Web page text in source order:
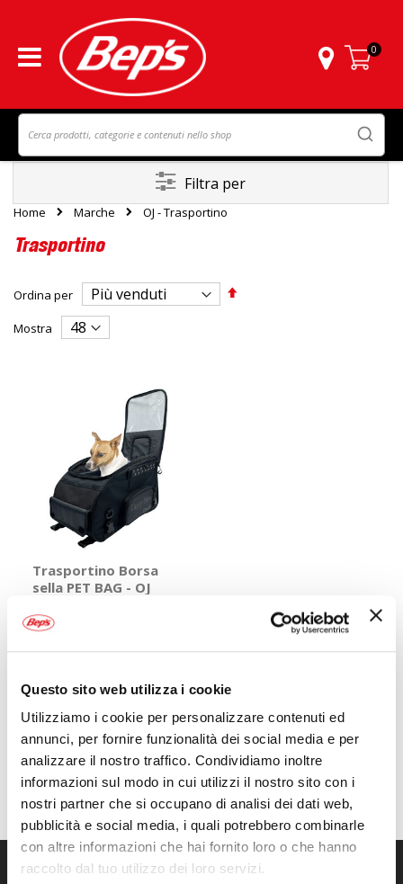
Questo sito web utilizza i cookie
Utilizziamo i cookie per personalizzare contenuti ed
annunci, per fornire funzionalità dei social media e per
analizzare il nostro traffico. Condividiamo inoltre
informazioni sul modo in cui utilizzi il nostro sito con i
nostri partner che si occupano di analisi dei dati web,
pubblicità e social media, i quali potrebbero combinarle
con altre informazioni che hai fornito loro o che hanno
raccolto dal tuo utilizzo dei loro servizi.
Carrello
0
Home Marche OJ - Trasportino
Trasportino
Ordina per
Imposta
Mostra
Trasportino Borsa
sella PET BAG - OJ
Nero 26x46x30cm 30lt Max
load 8kg
169,00 €
48H gratuita!
Mostra
Filtra per